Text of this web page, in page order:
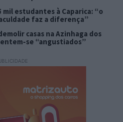
mil estudantes à Caparica: “o
faz a diferença”
casas na Azinhaga dos
se “angustiados”